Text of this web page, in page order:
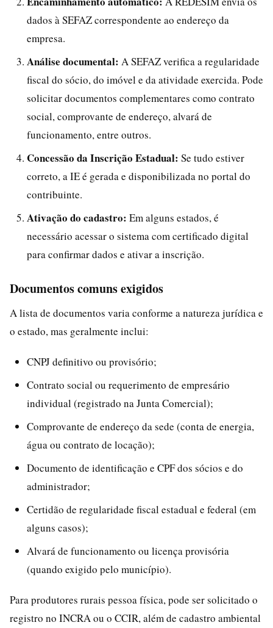
dados à SEFAZ correspondente ao endereço da
empresa.
Análise documental: A SEFAZ verifica a regularidade
fiscal do sócio, do imóvel e da atividade exercida. Pode
solicitar documentos complementares como contrato
social, comprovante de endereço, alvará de
funcionamento, entre outros.
Concessão da Inscrição Estadual: Se tudo estiver
correto, a IE é gerada e disponibilizada no portal do
contribuinte.
Ativação do cadastro: Em alguns estados, é
necessário acessar o sistema com certificado digital
para confirmar dados e ativar a inscrição.
Documentos comuns exigidos
A lista de documentos varia conforme a natureza jurídica e
o estado, mas geralmente inclui:
CNPJ definitivo ou provisório;
Contrato social ou requerimento de empresário
individual (registrado na Junta Comercial);
Comprovante de endereço da sede (conta de energia,
água ou contrato de locação);
Documento de identificação e CPF dos sócios e do
administrador;
Certidão de regularidade fiscal estadual e federal (em
alguns casos);
Alvará de funcionamento ou licença provisória
(quando exigido pelo município).
Para produtores rurais pessoa física, pode ser solicitado o
registro no INCRA ou o CCIR, além de cadastro ambiental